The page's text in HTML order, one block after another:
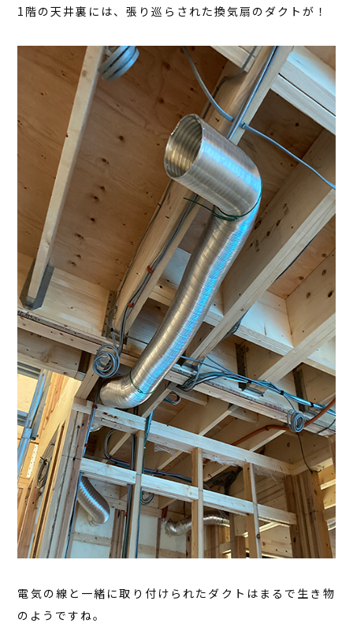
1階の天井裏には、張り巡らされた換気扇のダクトが！
電気の線と一緒に取り付けられたダクトはまるで生き物
のようですね。